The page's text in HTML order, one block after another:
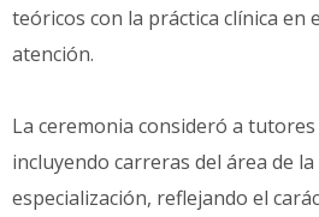
teóricos con la práctica clínica en
atención.
La ceremonia consideró a
incluyendo carreras del área de
especialización, reflejando el